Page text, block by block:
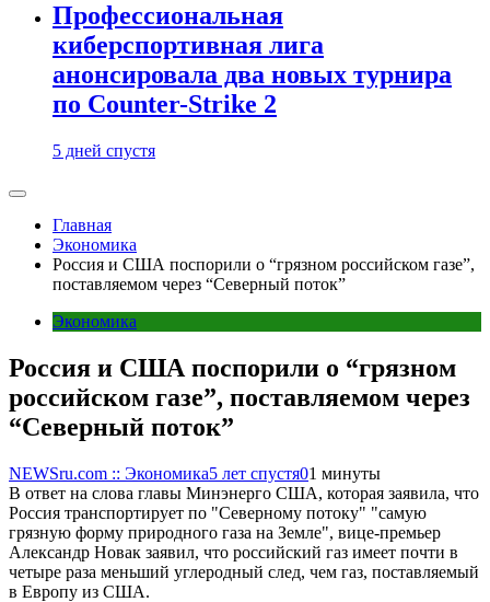
Профессиональная
киберспортивная лига
анонсировала два новых турнира
по Counter-Strike 2
5 дней спустя
Главная
Экономика
Россия и США поспорили о “грязном российском газе”,
поставляемом через “Северный поток”
Экономика
Россия и США поспорили о “грязном
российском газе”, поставляемом через
“Северный поток”
NEWSru.com :: Экономика5 лет спустя01 минуты
В ответ на слова главы Минэнерго США, которая заявила, что
Россия транспортирует по "Северному потоку" "самую
грязную форму природного газа на Земле", вице-премьер
Александр Новак заявил, что российский газ имеет почти в
четыре раза меньший углеродный след, чем газ, поставляемый
в Европу из США.